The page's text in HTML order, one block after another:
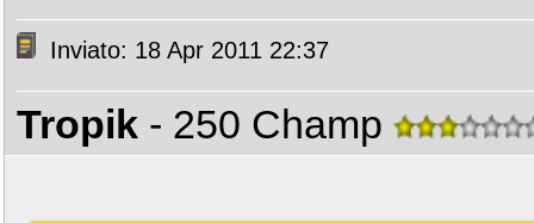
Inviato: 18 Apr 2011 22:37
Tropik - 250 Champ